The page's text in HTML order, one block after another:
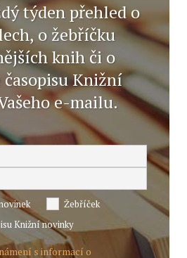
týden přehled o
o žebříčku
knih či o
Knižní
e-mailu.
Žebříček
Knižní novinky
s informací o